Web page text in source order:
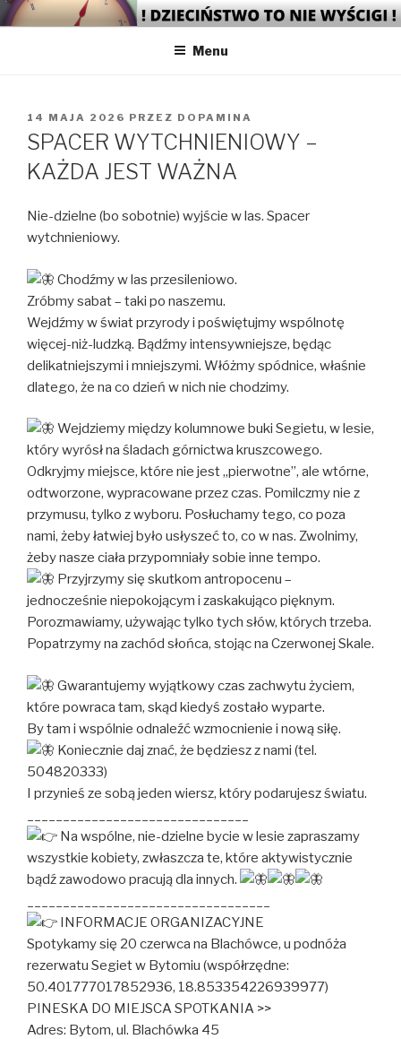
Przejdź
do
DO!PAMINA LAB
platforma współpracy i działań na osi edukacja-kultura-zmiana-
Menu
OPUBLIKOWANE
W
14 MAJA 2026 PRZEZ DOPAMINA
SPACER WYTCHNIENIOWY –
KAŻDA JEST WAŻNA
Nie-dzielne (bo sobotnie) wyjście w las. Spacer
wytchnieniowy.
Chodźmy w las przesileniowo.
Zróbmy sabat – taki po naszemu.
Wejdźmy w świat przyrody i poświętujmy wspólnotę
więcej-niż-ludzką. Bądźmy intensywniejsze, będąc
delikatniejszymi i mniejszymi. Włóżmy spódnice, właśnie
dlatego, że na co dzień w nich nie chodzimy.
Wejdziemy między kolumnowe buki Segietu, w lesie,
który wyrósł na śladach górnictwa kruszcowego.
Odkryjmy miejsce, które nie jest „pierwotne”, ale wtórne,
odtworzone, wypracowane przez czas. Pomilczmy nie z
przymusu, tylko z wyboru. Posłuchamy tego, co poza
nami, żeby łatwiej było usłyszeć to, co w nas. Zwolnimy,
żeby nasze ciała przypomniały sobie inne tempo.
Przyjrzymy się skutkom antropocenu –
jednocześnie niepokojącym i zaskakująco pięknym.
Porozmawiamy, używając tylko tych słów, których trzeba.
Popatrzymy na zachód słońca, stojąc na Czerwonej Skale.
Gwarantujemy wyjątkowy czas zachwytu życiem,
które powraca tam, skąd kiedyś zostało wyparte.
By tam i wspólnie odnaleźć wzmocnienie i nową siłę.
Koniecznie daj znać, że będziesz z nami (tel.
504820333)
I przynieś ze sobą jeden wiersz, który podarujesz światu.
Na wspólne, nie-dzielne bycie w lesie zapraszamy
wszystkie kobiety, zwłaszcza te, które aktywistycznie
bądź zawodowo pracują dla innych.
INFORMACJE ORGANIZACYJNE
Spotykamy się 20 czerwca na Blachówce, u podnóża
rezerwatu Segiet w Bytomiu (współrzędne:
50.401777017852936, 18.853354226939977)
PINESKA DO MIEJSCA SPOTKANIA >>
Adres: Bytom, ul. Blachówka 45